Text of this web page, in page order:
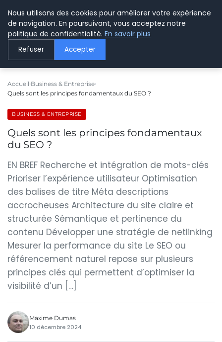
LE WEBMARKETING
Accueil Business & Entreprise
Quels sont les principes fondamentaux du SEO ?
BUSINESS & ENTREPRISE
Quels sont les principes fondamentaux
du SEO ?
EN BREF Recherche et intégration de mots-clés
Prioriser l’expérience utilisateur Optimisation
des balises de titre Méta descriptions
accrocheuses Architecture du site claire et
structurée Sémantique et pertinence du
contenu Développer une stratégie de netlinking
Mesurer la performance du site Le SEO ou
référencement naturel repose sur plusieurs
principes clés qui permettent d’optimiser la
visibilité d’un […]
Maxime Dumas
10 décembre 2024
Nous utilisons des cookies pour améliorer votre expérience
de navigation. En poursuivant, vous acceptez notre
politique de confidentialité. En savoir plus
Refuser Accepter